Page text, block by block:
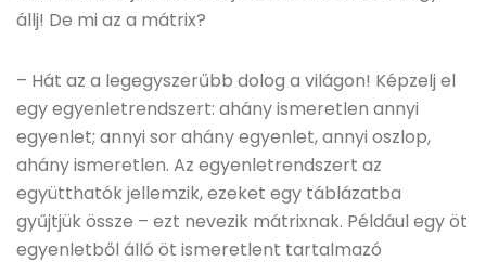
állj! De mi az a mátrix?
– Hát az a legegyszerűbb dolog a világon! Képzelj el
egy egyenletrendszert: ahány ismeretlen annyi
egyenlet; annyi sor ahány egyenlet, annyi oszlop,
ahány ismeretlen. Az egyenletrendszert az
együtthatók jellemzik, ezeket egy táblázatba
gyűjtjük össze – ezt nevezik mátrixnak. Például egy öt
egyenletből álló öt ismeretlent tartalmazó